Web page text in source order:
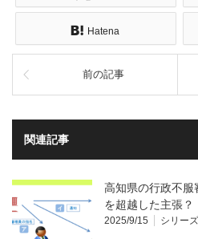
Hatena
前の記事
関連記事
高知県の行政不
を超越した主張？
2025/9/15 シリーズ